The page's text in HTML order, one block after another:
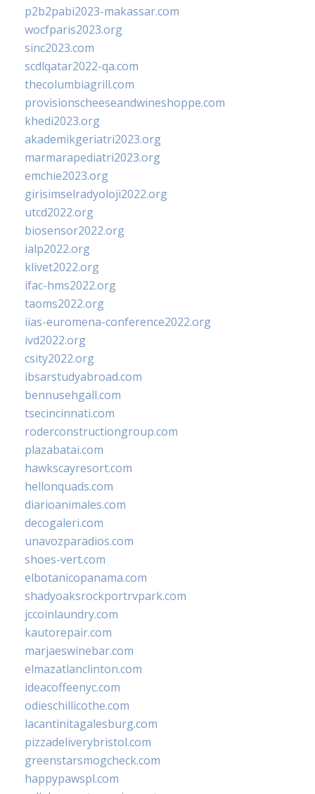
p2b2pabi2023-makassar.com
wocfparis2023.org
sinc2023.com
scdlqatar2022-qa.com
thecolumbiagrill.com
provisionscheeseandwineshoppe.com
khedi2023.org
akademikgeriatri2023.org
marmarapediatri2023.org
emchie2023.org
girisimselradyoloji2022.org
utcd2022.org
biosensor2022.org
ialp2022.org
klivet2022.org
ifac-hms2022.org
taoms2022.org
iias-euromena-conference2022.org
ivd2022.org
csity2022.org
ibsarstudyabroad.com
bennusehgall.com
tsecincinnati.com
roderconstructiongroup.com
plazabatai.com
hawkscayresort.com
hellonquads.com
diarioanimales.com
decogaleri.com
unavozparadios.com
shoes-vert.com
elbotanicopanama.com
shadyoaksrockportrvpark.com
jccoinlaundry.com
kautorepair.com
marjaeswinebar.com
elmazatlanclinton.com
ideacoffeenyc.com
odieschillicothe.com
lacantinitagalesburg.com
pizzadeliverybristol.com
greenstarsmogcheck.com
happypawspl.com